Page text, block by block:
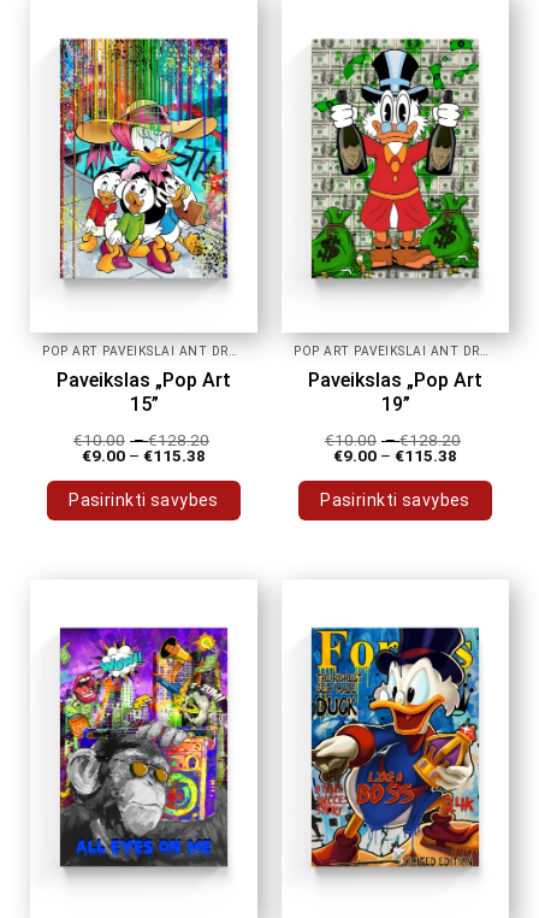
Paveikslas „Pop Art
15”
€10.00 –€128.20
€9.00 – €115.38
Pasirinkti savybes
variants.
The
options
may
be
chosen
on
the
product
page
Paveikslas „Pop Art
19”
€10.00 –€128.20
€9.00 – €115.38
Pasirinkti savybes
variants.
The
options
may
be
chosen
on
the
product
page